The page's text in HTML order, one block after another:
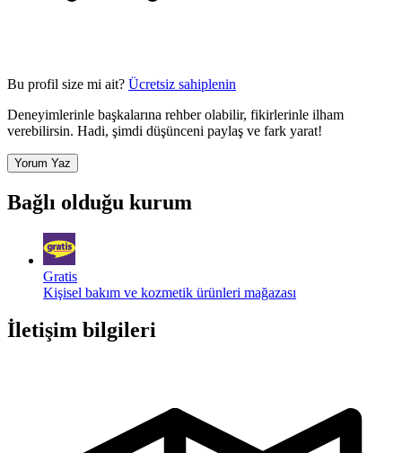
Bu profil size mi ait? Ücretsiz sahiplenin
Deneyimlerinle başkalarına rehber olabilir, fikirlerinle ilham
verebilirsin. Hadi, şimdi düşünceni paylaş ve fark yarat!
Yorum Yaz
Bağlı olduğu kurum
Gratis
Kişisel bakım ve kozmetik ürünleri mağazası
İletişim bilgileri